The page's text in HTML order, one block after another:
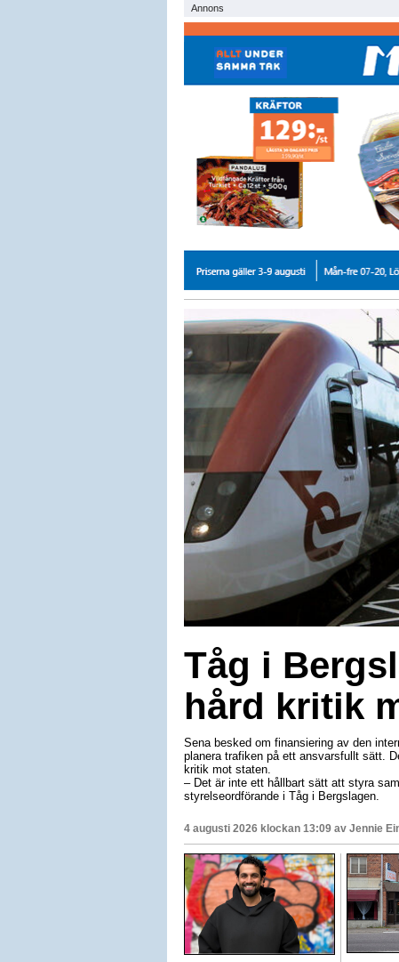
Annons
Tåg i
hård kritik
Sena besked om finansiering av den
planera trafiken på ett ansvarsfullt sätt.
kritik mot staten.
– Det är inte ett hållbart sätt att styra
styrelseordförande i Tåg i Bergslagen.
4 augusti 2026 klockan 13:09 av Jennie